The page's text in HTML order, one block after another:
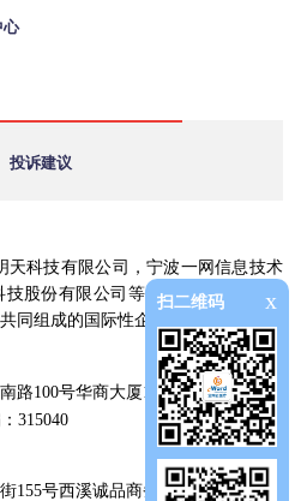
投诉建议
扫二维码 x
天科技有限公司，宁波一网信息技术
股份有限公司等多家医疗设备经营
同组成的国际性企业组织。
路100号华商大厦13楼
315040
155号西溪诚品商务中心2幢4楼